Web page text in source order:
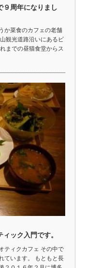
周年になりまし
か菜食のカフェの老舗
観光道路沿いにあるビ
までの昼猫食堂からス
ック入門です。
ティクカフェ その中で
ています。 もともと長